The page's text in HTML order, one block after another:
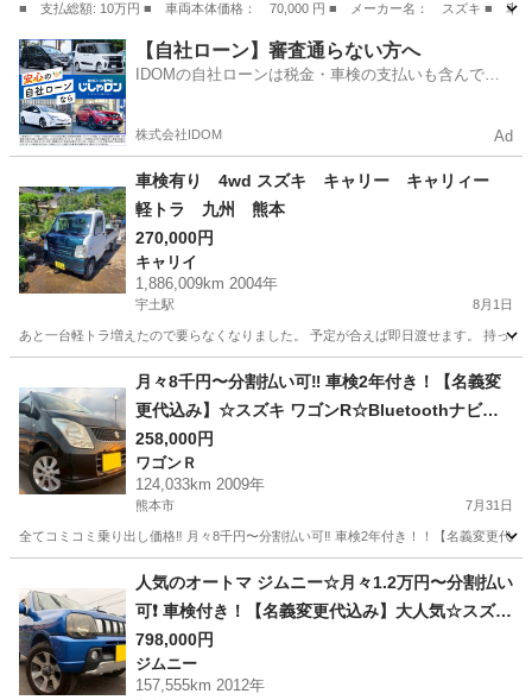
■ 支払総額: 10万円 ■ 車両本体価格： 70,000 円 ■ メーカー名： スズキ ■ 車
福岡 古賀市 その他
【自社ローン】審査通らない方へ
IDOMの自社ローンは税金・車検の支払いも含んでい
株式会社IDOM Ad
車検有り 4wd スズキ キャリー キャリィー
軽トラ 九州 熊本
270,000円
キャリイ
1,886,009km 2004年
宇土駅 8月1日
あと一台軽トラ増えたので要らなくなりました。 予定が合えば即日渡せます。
宇土駅 キャリイ
月々8千円〜分割払い可‼️ 車検2年付き！【名義変
更代込み】☆スズキ ワゴンR☆Bluetoothナビ付
き☆走行中DVD見れます☆プッシュスタート☆ド
ライブレコーダー付きのフル装備☆純正アルミ☆
そのまま乗って帰れます！
258,000円
ワゴンＲ
124,033km 2009年
熊本市 7月31日
全てコミコミ乗り出し価格‼️ 月々8千円〜分割払い可‼️ 車検2年付き！！【名義変更
ワゴンＲ ワゴンR
人気のオートマ ジムニー☆月々1.2万円〜分割払い
可❗️ 車検付き！【名義変更代込み】大人気☆スズキ
ジムニー☆社外オーディオナビ付き☆走行中DVD
見れます☆ETC☆ドラレコ付きのフル装備☆純正
798,000円
ジムニー
157,555km 2012年